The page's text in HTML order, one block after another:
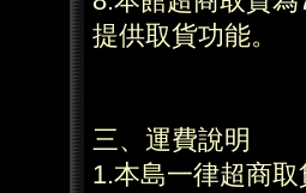
提供取貨功能。
三、運費說明
1.本島一律超商